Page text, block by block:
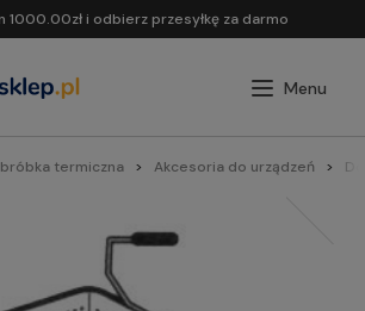
1000.00zł i odbierz przesyłkę za darmo
termiczna Akcesoria do urządzeń